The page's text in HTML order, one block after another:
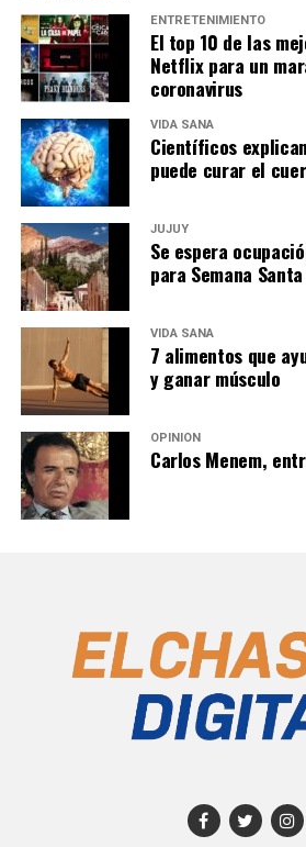
ENTRETENIMIENTO
El top 10 de las
Netflix para un
coronavirus
VIDA SANA
Científicos
puede curar el
JUJUY
Se espera
para Semana Santa
VIDA SANA
7 alimentos que
y ganar músculo
OPINIÓN
Carlos Menem,